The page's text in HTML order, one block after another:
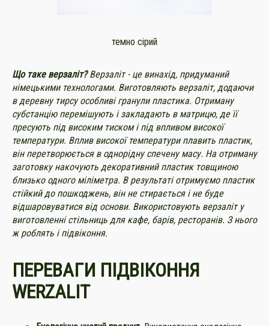
темно сірий
Що таке верзаліт?Верзаліт - це винахід, придуманий
німецькими технологами. Виготовляють верзаліт, додаючи
в деревну тирсу особливі гранули пластика. Отриману
субстанцію перемішують і закладають в матрицю, де її
пресують під високим тиском і під впливом високої
температури. Вплив високої температури плавить пластик,
він перетворюється в однорідну спечену масу. На отриману
заготовку накочують декоративний пластик товщиною
близько одного міліметра. В результаті отримуємо пластик
стійкий до пошкоджень, він не стирається і не буде
відшаровуватися від основи. Використовують верзаліт у
виготовленні стільниць для кафе, барів, ресторанів. З нього
ж роблять і підвіконня.
ПЕРЕВАГИ ПІДВІКОННЯ
WERZALIT